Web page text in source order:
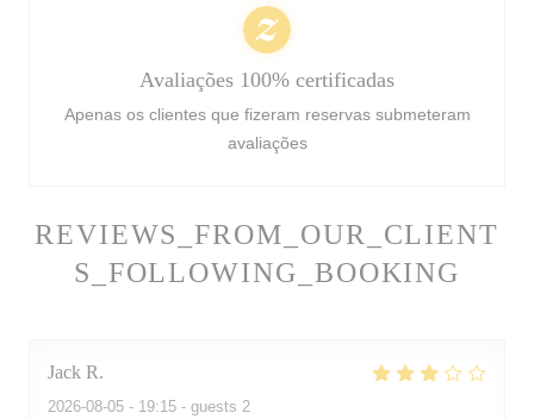
REVIEWS_FROM_OUR_CLIENT
S_FOLLOWING_BOOKING
Jack R
2026-08-05 - 19:15 - guests 2
Avaliações 100% certificadas
Apenas os clientes que fizeram reservas submeteram
avaliações